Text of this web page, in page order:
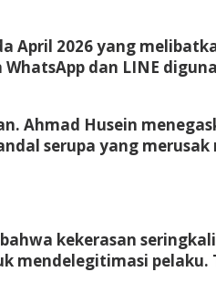
April 2026 yang
dan LINE
Ahmad Husein
serupa yang merusak
kekerasan
mendelegitimasi pelaku.